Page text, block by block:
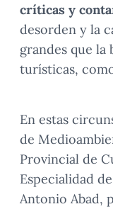
críticas y
desorden y la
grandes que la
turísticas,
En estas
de
Provincial de
Especialidad
Antonio Abad,